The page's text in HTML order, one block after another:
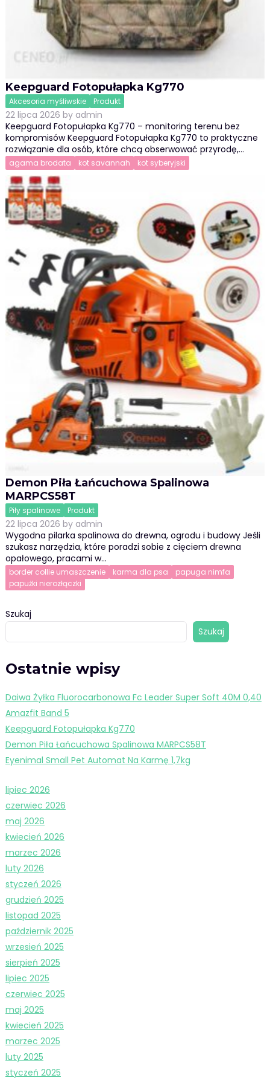
Keepguard Fotopułapka Kg770
Akcesoria myśliwskie Produkt
22 lipca 2026 by admin
Keepguard Fotopułapka Kg770 – monitoring terenu bez
kompromisów Keepguard Fotopułapka Kg770 to praktyczne
rozwiązanie dla osób, które chcą obserwować przyrodę,…
agama brodata kot savannah kot syberyjski
Demon Piła Łańcuchowa Spalinowa
MARPCS58T
Piły spalinowe Produkt
22 lipca 2026 by admin
Wygodna pilarka spalinowa do drewna, ogrodu i budowy Jeśli
szukasz narzędzia, które poradzi sobie z cięciem drewna
opałowego, pracami w…
border collie umaszczenie karma dla psa
papuga nimfa
papużki nierozłączki
Szukaj
Szukaj
Ostatnie wpisy
Daiwa Żyłka Fluorocarbonowa Fc Leader Super Soft 40M 0,40
Amazfit Band 5
Keepguard Fotopułapka Kg770
Demon Piła Łańcuchowa Spalinowa MARPCS58T
Eyenimal Small Pet Automat Na Karmę 1,7kg
lipiec 2026
czerwiec 2026
maj 2026
kwiecień 2026
marzec 2026
luty 2026
styczeń 2026
grudzień 2025
listopad 2025
październik 2025
wrzesień 2025
sierpień 2025
lipiec 2025
czerwiec 2025
maj 2025
kwiecień 2025
marzec 2025
luty 2025
styczeń 2025